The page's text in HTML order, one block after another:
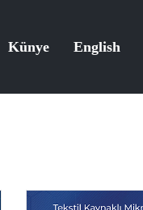
Künye English